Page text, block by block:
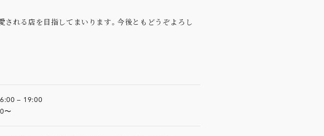
される店を目指してまいります。今後ともどうぞよろし
– 19:00
〜